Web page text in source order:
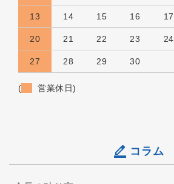
13 14 15 16 17
20 21 22 23 24
27 28 29 30
( 営業休日)
コラム